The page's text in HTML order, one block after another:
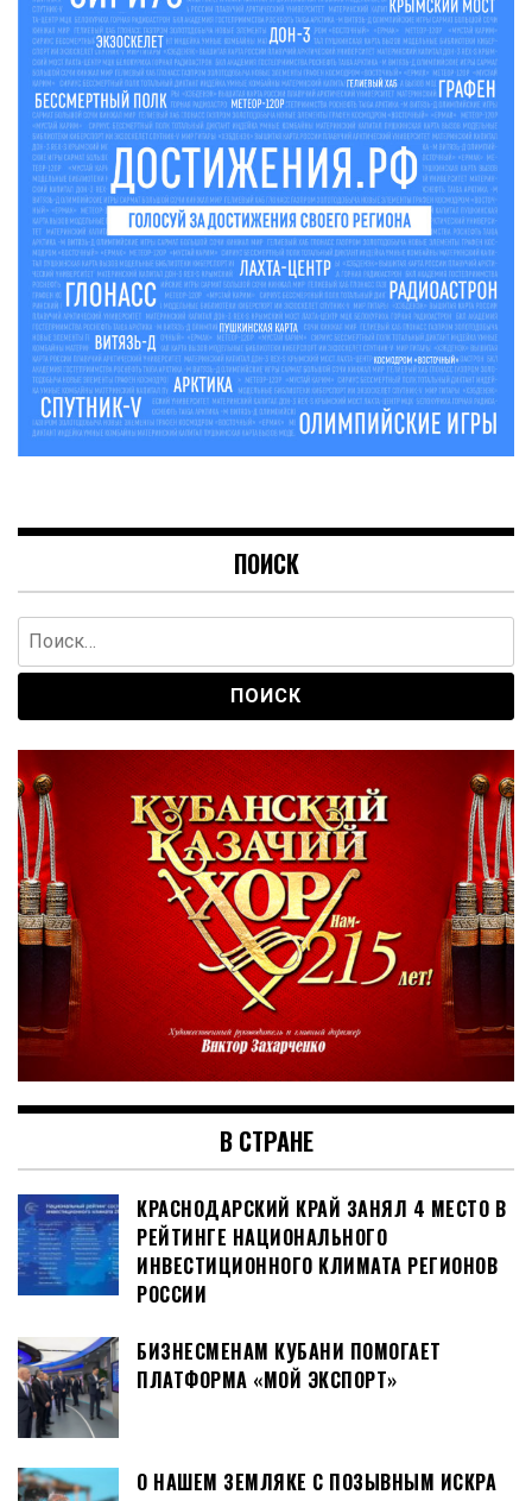
ПОИСК
Найти:
В СТРАНЕ
КРАСНОДАРСКИЙ КРАЙ ЗАНЯЛ 4 МЕСТО В
РЕЙТИНГЕ НАЦИОНАЛЬНОГО
ИНВЕСТИЦИОННОГО КЛИМАТА РЕГИОНОВ
РОССИИ
БИЗНЕСМЕНАМ КУБАНИ ПОМОГАЕТ
ПЛАТФОРМА «МОЙ ЭКСПОРТ»
О НАШЕМ ЗЕМЛЯКЕ С ПОЗЫВНЫМ ИСКРА